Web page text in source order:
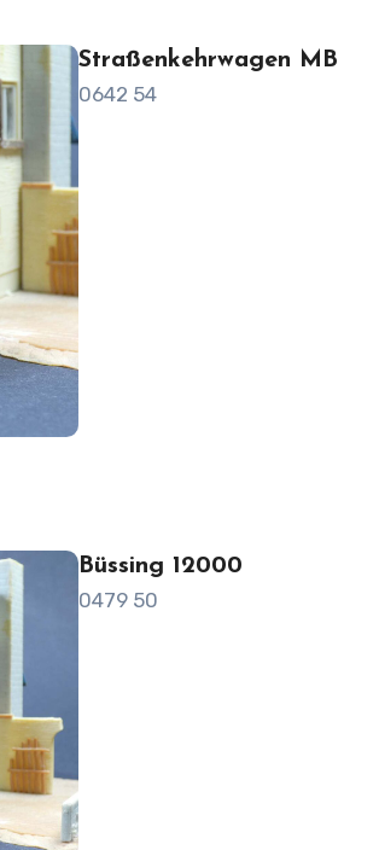
Straßenkehrwagen MB
0642 54
Büssing 12000
0479 50